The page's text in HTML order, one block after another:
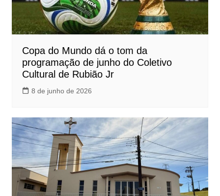
Copa do Mundo dá o tom da
programação de junho do Coletivo
Cultural de Rubião Jr
8 de junho de 2026